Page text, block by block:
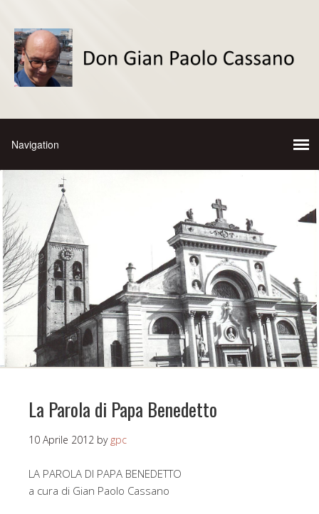
La Parola di Papa Benedetto
10 Aprile 2012 by gpc
LA PAROLA DI PAPA BENEDETTO
a cura di Gian Paolo Cassano